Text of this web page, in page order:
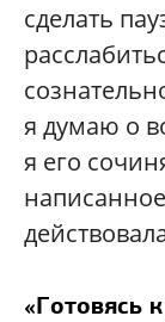
сделать
я думаю о
я его
«Готовясь